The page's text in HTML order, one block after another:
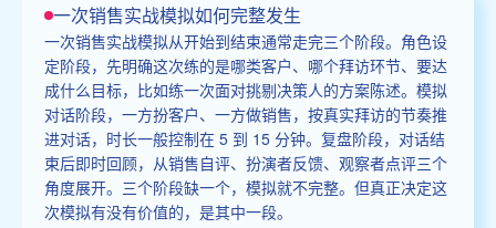
一次销售实战模拟如何完整发生
一次销售实战模拟从开始到结束通常走完三个阶段。角色设
定阶段，先明确这次练的是哪类客户、哪个拜访环节、要达
成什么目标，比如练一次面对挑剔决策人的方案陈述。模拟
对话阶段，一方扮客户、一方做销售，按真实拜访的节奏推
进对话，时长一般控制在 5 到 15 分钟。复盘阶段，对话结
束后即时回顾，从销售自评、扮演者反馈、观察者点评三个
角度展开。三个阶段缺一个，模拟就不完整。但真正决定这
次模拟有没有价值的，是其中一段。